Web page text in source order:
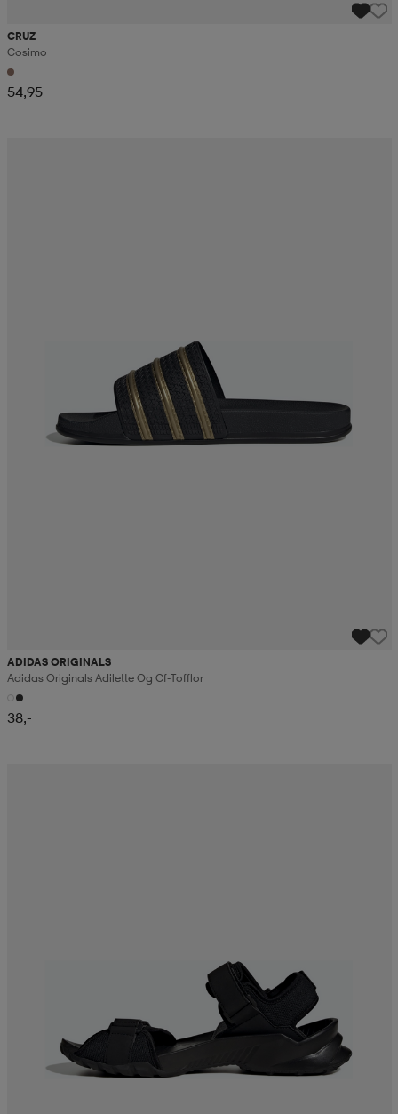
CRUZ
Cosimo
54,95
ADIDAS ORIGINALS
Adidas Originals Adilette Og Cf-Tofflor
38,-